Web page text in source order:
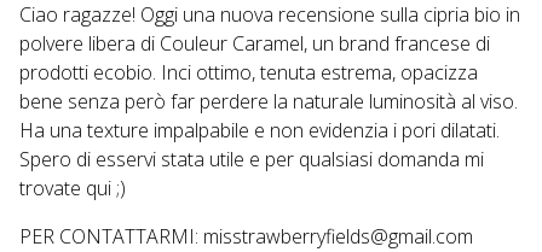
Ciao ragazze! Oggi una nuova recensione sulla cipria bio in
polvere libera di Couleur Caramel, un brand francese di
prodotti ecobio. Inci ottimo, tenuta estrema, opacizza
bene senza però far perdere la naturale luminosità al viso.
Ha una texture impalpabile e non evidenzia i pori dilatati.
Spero di esservi stata utile e per qualsiasi domanda mi
trovate qui ;)
PER CONTATTARMI: misstrawberryfields@gmail.com